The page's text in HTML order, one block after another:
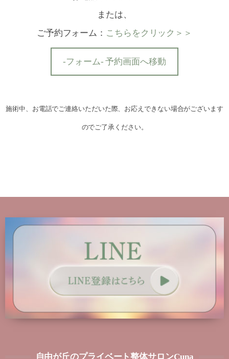
または、
ご予約フォーム： こちらをクリック＞＞
-フォーム- 予約画面へ移動
施術中、お電話でご連絡いただいた際、お応えできない場合がございます
のでご了承ください。
自由が丘のプライベート整体サロンCuna